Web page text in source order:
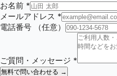
お名前 *
メールアドレス *
電話番号
（任意）
ご質問・メッセージ *
無料で問い合わせる →